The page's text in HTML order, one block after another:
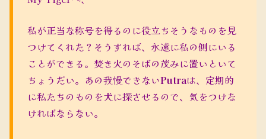
私が正当な称号を得るのに役立ちそうなものを見
つけてくれた？そうすれば、永遠に私の側にいる
ことができる。焚き火のそばの茂みに置いといて
ちょうだい。あの我慢できないPutraは、定期的
に私たちのものを犬に探させるので、気をつけな
ければならない。